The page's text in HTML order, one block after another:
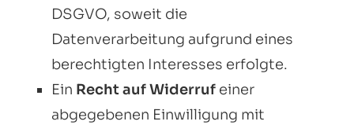
DSGVO, soweit die
Datenverarbeitung aufgrund eines
berechtigten Interesses erfolgte.
Ein Recht auf Widerruf einer
abgegebenen Einwilligung mit